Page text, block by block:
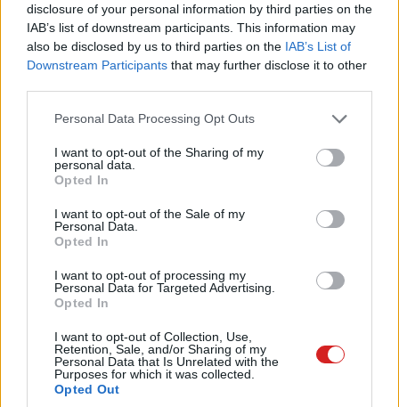
disclosure of your personal information by third parties on the
IAB’s list of downstream participants. This information may
also be disclosed by us to third parties on the IAB’s List of
Downstream Participants that may further disclose it to other
Please note that this website/app uses one or more Google
not limited to your visit or usage behaviour. You may click to
grant or deny consent to Google and its third-party tags to
use your data for below specified purposes in below Google
consent section.
Personal Data Processing Opt Outs
I want to opt-out of the Sharing of my
personal data.
Opted In
I want to opt-out of the Sale of my
Personal Data.
Opted In
I want to opt-out of processing my
Personal Data for Targeted Advertising.
Opted In
I want to opt-out of Collection, Use,
Retention, Sale, and/or Sharing of my
Personal Data that Is Unrelated with the
Purposes for which it was collected.
Opted Out
megnövelésekor romlott annak minősége, de az AI
ebben is segít: a régi vagy gyengébb minőségű
fotókat másodperc alatt
felskálázza 4k-ra, és
mindezt ingyenesen. A felbontást akár
nyolcszorosára is lehet növelni vele.
Paintis komoly tuningot kap: az elképzeléseket
vagy néhány ecsetvonással hihetetlen képeket lehet
létrehozni ingyen és előfizetés nélkül, a generatív
kitöltés és törlés funkciókkal pedig még nagyobb
pontossággal és kreatív szabadsággal lehet
szerkeszteni és módosítani a képeket. Az alapmodellt
is továbbfejlesztették, így gyorsabban lehet elérni vele